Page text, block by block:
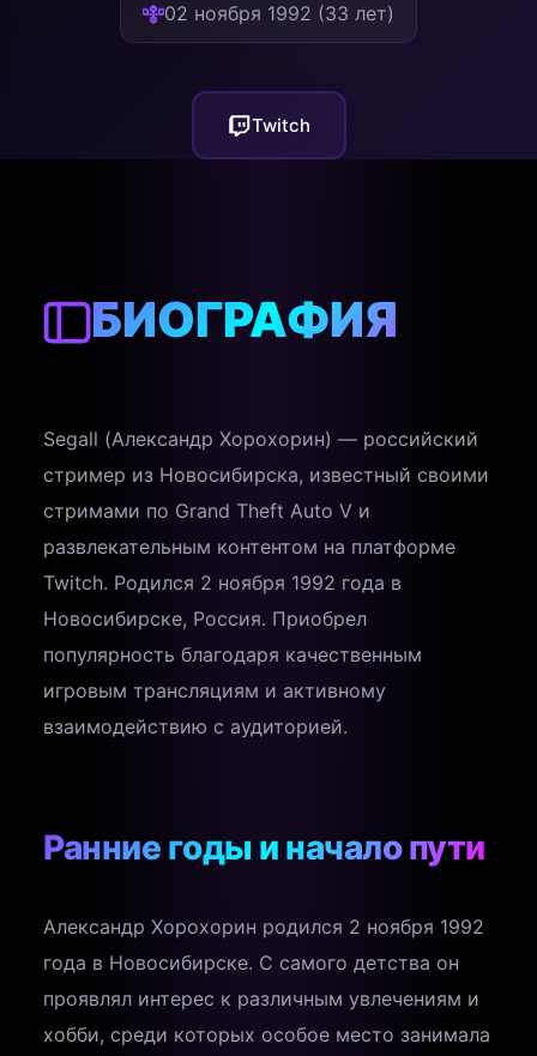
02 ноября 1992 (33 лет)
Twitch
БИОГРАФИЯ
Segall (Александр Хорохорин) — российский
стример из Новосибирска, известный своими
стримами по Grand Theft Auto V и
развлекательным контентом на платформе
Twitch. Родился 2 ноября 1992 года в
Новосибирске, Россия. Приобрел
популярность благодаря качественным
игровым трансляциям и активному
взаимодействию с аудиторией.
Ранние годы и начало пути
Александр Хорохорин родился 2 ноября 1992
года в Новосибирске. С самого детства он
проявлял интерес к различным увлечениям и
хобби, среди которых особое место занимала